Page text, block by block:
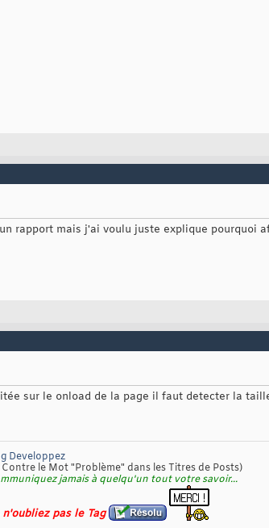
rapport mais j'ai voulu juste explique pourquoi
sur le onload de la page il faut detecter la
Developpez
le Mot "Problème" dans les Titres de Posts)
jamais à quelqu'un tout votre savoir...
pas le Tag